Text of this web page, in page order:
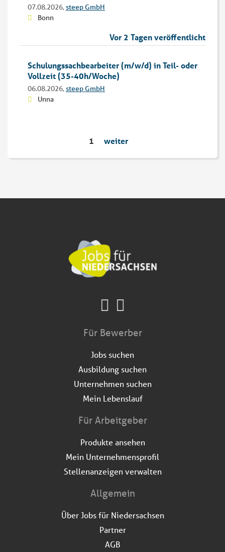
07.08.2026,steep GmbH
Bonn
Vor 2 Tagen veröffentlicht
Schulungssachbearbeiter (m/w/d) in Teil- oder
Vollzeit (35-40h/Woche)
06.08.2026,steep GmbH
Unna
1 weiter
Für Bewerber
Jobs suchen
Ausbildung suchen
Unternehmen suchen
Mein Lebenslauf
Für Arbeitgeber
Produkte ansehen
Mein Unternehmensprofil
Stellenanzeigen verwalten
Allgemein
Über Jobs für Niedersachsen
Partner
AGB